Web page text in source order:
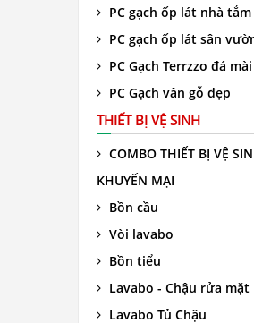
PC gạch ốp lát nhà tắm
PC gạch ốp lát sân
PC Gạch Terrzzo đá mài
PC Gạch vân gỗ đẹp
THIẾT BỊ VỆ SINH
COMBO THIẾT BỊ VỆ
KHUYẾN MẠI
Bồn cầu
Vòi lavabo
Bồn tiểu
Lavabo - Chậu rửa mặt
Lavabo Tủ Chậu